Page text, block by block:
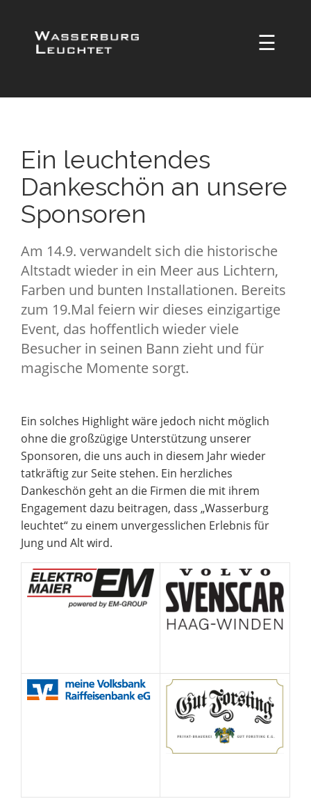
☰
Ein leuchtendes
Dankeschön an unsere
Sponsoren
Am 14.9. verwandelt sich die historische
Altstadt wieder in ein Meer aus Lichtern,
Farben und bunten Installationen. Bereits
zum 19.Mal feiern wir dieses einzigartige
Event, das hoffentlich wieder viele
Besucher in seinen Bann zieht und für
magische Momente sorgt.
Ein solches Highlight wäre jedoch nicht möglich
ohne die großzügige Unterstützung unserer
Sponsoren, die uns auch in diesem Jahr wieder
tatkräftig zur Seite stehen. Ein herzliches
Dankeschön geht an die Firmen die mit ihrem
Engagement dazu beitragen, dass „Wasserburg
leuchtet“ zu einem unvergesslichen Erlebnis für
Jung und Alt wird.